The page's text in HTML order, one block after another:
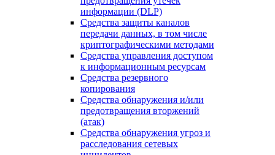
информации (DLP)
Средства защиты каналов
передачи данных, в том числе
криптографическими методами
Средства управления доступом
к информационным ресурсам
Средства резервного
копирования
Средства обнаружения и/или
предотвращения вторжений
(атак)
Средства обнаружения угроз и
расследования сетевых